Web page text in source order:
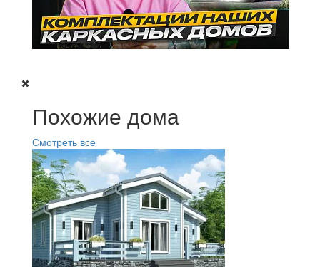
Похожие дома
Смотреть все